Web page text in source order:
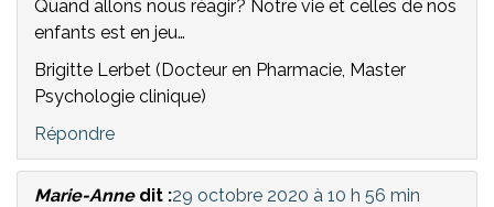
Quand allons nous réagir? Notre vie et celles de nos
enfants est en jeu…
Brigitte Lerbet (Docteur en Pharmacie, Master
Psychologie clinique)
Répondre
Marie-Anne dit :29 octobre 2020 à 10 h 56 min